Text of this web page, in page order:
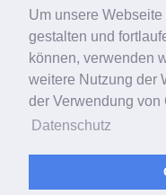
Um unsere
gestalten und
können, verwenden
weitere Nutzung der
der Verwendung von
Datenschutz